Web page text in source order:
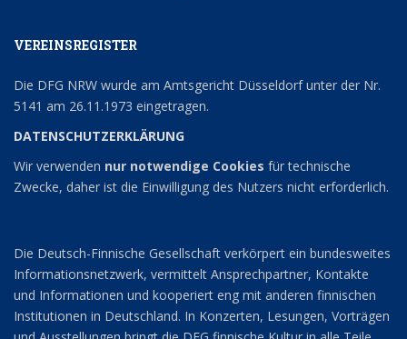
VEREINSREGISTER
Die DFG NRW wurde am Amtsgericht Düsseldorf unter der Nr.
5141 am 26.11.1973 eingetragen.
DATENSCHUTZERKLÄRUNG
Wir verwenden nur notwendige Cookies für technische
Zwecke, daher ist die Einwilligung des Nutzers nicht erforderlich.
Die Deutsch-Finnische Gesellschaft verkörpert ein bundesweites
Informationsnetzwerk, vermittelt Ansprechpartner, Kontakte
und Informationen und kooperiert eng mit anderen finnischen
Institutionen in Deutschland. In Konzerten, Lesungen, Vorträgen